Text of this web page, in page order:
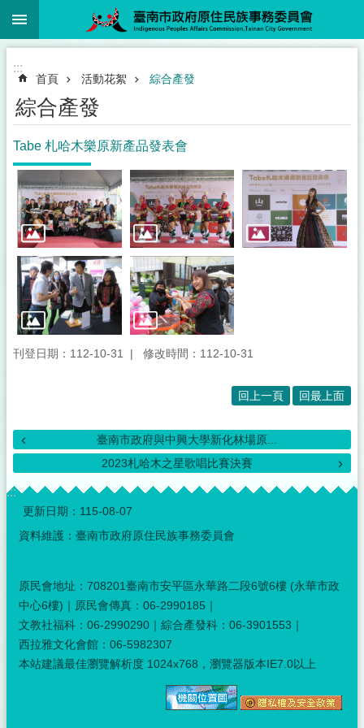
跳到主要內容區塊
:::
首頁 活動花絮 綜合產發
綜合產發
Tabe 札哈木樂原新產品發表會
刊登日期：112-10-31 修改時間：112-10-31
回上一頁 回最上面
臺南市政府與中興大學新化林場原...
2023札哈木之星歌唱比賽決賽
:::
更新日期： 115-08-07
資料維護：臺南市政府原住民族事務委員會
原民會地址：708201臺南市安平區永華路二段6號6樓 (永華市政
中心6樓)｜原民會傳真：06-2990185｜
文教社福科：06-2990290｜綜合產發科：06-3901553｜
西拉雅文化會館：06-5982307
本站建議最佳瀏覽解析度 1024x768，瀏覽器版本IE7.0以上